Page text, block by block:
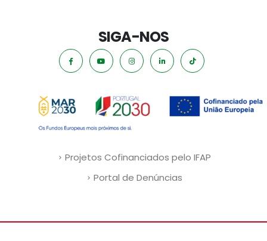
SIGA-NOS
Projetos Cofinanciados pelo IFAP
Portal de Denúncias